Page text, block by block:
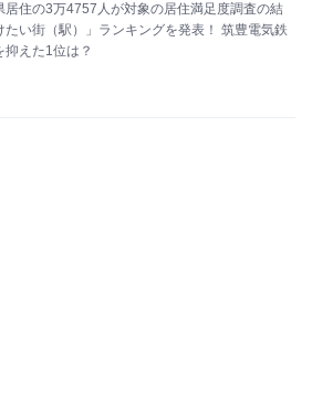
居住の3万4757人が対象の居住満足度調査の結
い街（駅）」ランキングを発表！ 筑豊電気鉄
えた1位は？